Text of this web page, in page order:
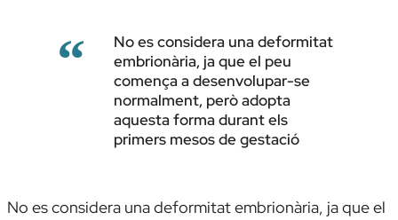
No es considera una deformitat
embrionària, ja que el peu
comença a desenvolupar-se
normalment, però adopta
aquesta forma durant els
primers mesos de gestació
No es considera una deformitat embrionària, ja que el